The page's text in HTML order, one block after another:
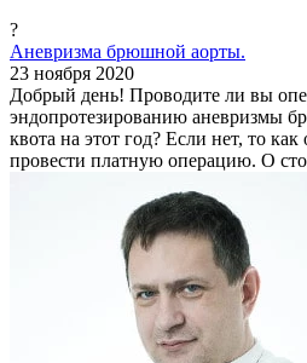
?
Аневризма брюшной аорты.
23 ноября 2020
Добрый день! Проводите ли вы
эндопротезированию аневризмы
квота на этот год? Если нет, то
провести платную операцию. О